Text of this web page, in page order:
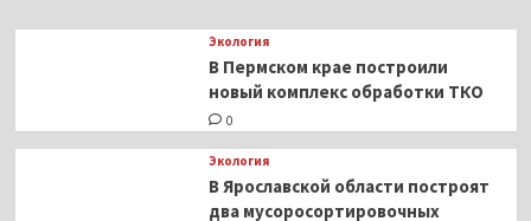
Экология
В Пермском крае построили
новый комплекс обработки ТКО
0
Экология
В Ярославской области построят
два мусоросортировочных